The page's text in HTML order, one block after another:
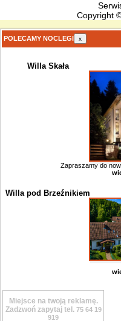
Copyright
POLECAMY NOCLEGI x
Willa Skała
Zapraszamy do
Willa pod Brzeźnikiem
Miejsce na twoją reklamę.
Zadzwoń zapytaj tel. 75 64 19
919